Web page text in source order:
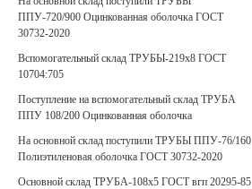
ППУ-720/900 Оцинкованная оболочка ГОСТ
30732-2020
Вспомогательный склад ТРУБЫ-219х8 ГОСТ
10704:705
Поступление на вспомогательный склад ТРУБА
ППУ 108/200 Оцинкованная оболочка
На основной склад поступили ТРУБЫ ППУ-76/160
Полиэтиленовая оболочка ГОСТ 30732-2020
Основной склад ТРУБА-108х5 ГОСТ вгп 20295-85